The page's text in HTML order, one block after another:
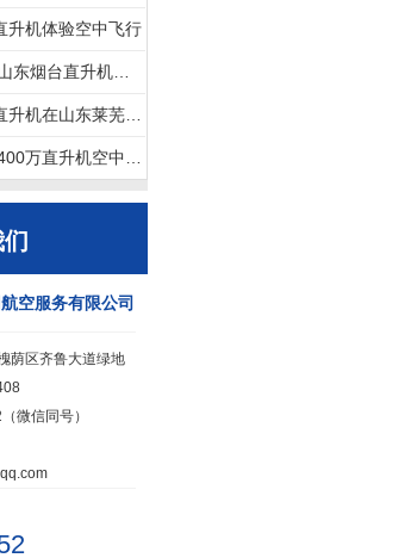
升机体验空中飞行
空服务有限公司
荫区齐鲁大道绿地
微信同号）